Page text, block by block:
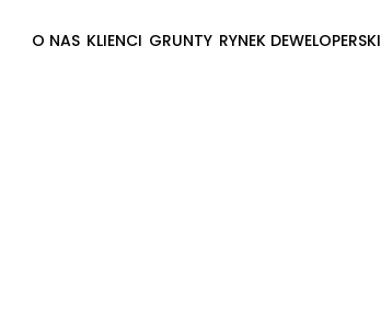
O NAS KLIENCI GRUNTY RYNEK DEWELOPERSKI